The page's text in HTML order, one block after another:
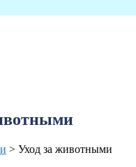
> Уход за животными